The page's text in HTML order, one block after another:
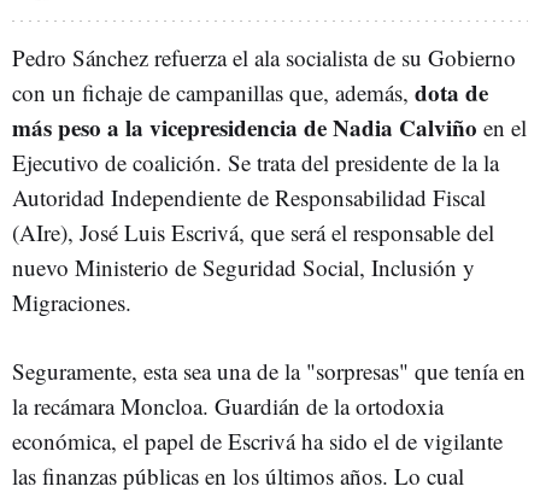
Pedro Sánchez refuerza el ala socialista de su Gobierno
con un fichaje de campanillas que, además, dota de
más peso a la vicepresidencia de Nadia Calviño en el
Ejecutivo de coalición. Se trata del presidente de la la
Autoridad Independiente de Responsabilidad Fiscal
(AIre), José Luis Escrivá, que será el responsable del
nuevo Ministerio de Seguridad Social, Inclusión y
Migraciones.
Seguramente, esta sea una de la "sorpresas" que tenía en
la recámara Moncloa. Guardián de la ortodoxia
económica, el papel de Escrivá ha sido el de vigilante
las finanzas públicas en los últimos años. Lo cual